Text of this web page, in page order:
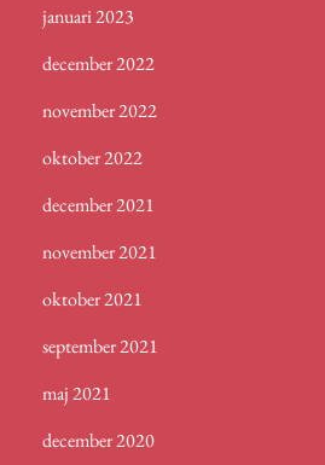
januari 2023
december 2022
november 2022
oktober 2022
december 2021
november 2021
oktober 2021
september 2021
maj 2021
december 2020